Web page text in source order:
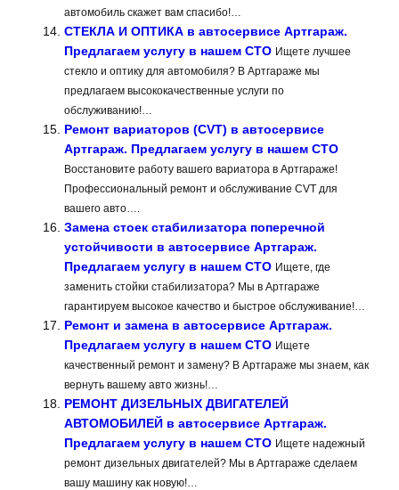
автомобиль скажет вам спасибо!…
СТЕКЛА И ОПТИКА в автосервисе Артгараж.
Предлагаем услугу в нашем СТО Ищете лучшее
стекло и оптику для автомобиля? В Артгараже мы
предлагаем высококачественные услуги по
обслуживанию!…
Ремонт вариаторов (CVT) в автосервисе
Артгараж. Предлагаем услугу в нашем СТО
Восстановите работу вашего вариатора в Артгараже!
Профессиональный ремонт и обслуживание CVT для
вашего авто….
Замена стоек стабилизатора поперечной
устойчивости в автосервисе Артгараж.
Предлагаем услугу в нашем СТО Ищете, где
заменить стойки стабилизатора? Мы в Артгараже
гарантируем высокое качество и быстрое обслуживание!…
Ремонт и замена в автосервисе Артгараж.
Предлагаем услугу в нашем СТО Ищете
качественный ремонт и замену? В Артгараже мы знаем, как
вернуть вашему авто жизнь!…
РЕМОНТ ДИЗЕЛЬНЫХ ДВИГАТЕЛЕЙ
АВТОМОБИЛЕЙ в автосервисе Артгараж.
Предлагаем услугу в нашем СТО Ищете надежный
ремонт дизельных двигателей? Мы в Артгараже сделаем
вашу машину как новую!…